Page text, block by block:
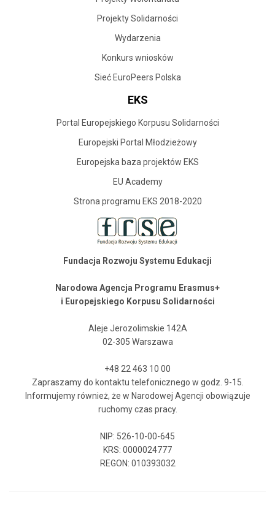
Projekty Solidarności
Wydarzenia
Konkurs wniosków
Sieć EuroPeers Polska
EKS
Portal Europejskiego Korpusu Solidarności
Europejski Portal Młodzieżowy
Europejska baza projektów EKS
EU Academy
Strona programu EKS 2018-2020
Fundacja Rozwoju Systemu Edukacji
Narodowa Agencja Programu Erasmus+
i Europejskiego Korpusu Solidarności
Aleje Jerozolimskie 142A
02-305 Warszawa
+48 22 463 10 00
Zapraszamy do kontaktu telefonicznego w godz. 9-15.
Informujemy również, że w Narodowej Agencji obowiązuje
ruchomy czas pracy.
NIP: 526-10-00-645
KRS: 0000024777
REGON: 010393032